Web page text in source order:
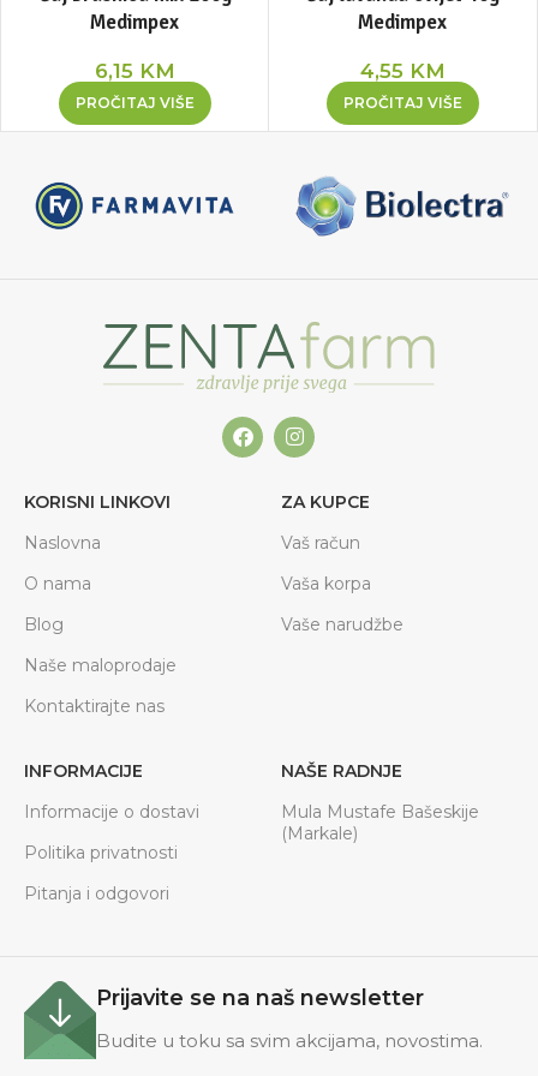
Medimpex
6,15 KM
PROČITAJ VIŠE
Medimpex
4,55 KM
PROČITAJ VIŠE
KORISNI LINKOVI
Naslovna
O nama
Blog
Naše maloprodaje
Kontaktirajte nas
ZA KUPCE
Vaš račun
Vaša korpa
Vaše narudžbe
INFORMACIJE
Informacije o dostavi
Politika privatnosti
Pitanja i odgovori
NAŠE RADNJE
Mula Mustafe Bašeskije
(Markale)
Prijavite se na naš newsletter
Budite u toku sa svim akcijama, novostima.